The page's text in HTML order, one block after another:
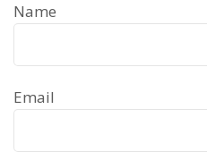
Name
Email